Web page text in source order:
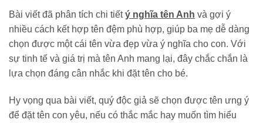
Bài viết đã phân tích chi tiếtý nghĩa tên Anh và gợi ý
nhiều cách kết hợp tên đệm phù hợp, giúp ba mẹ dễ dàng
chọn được một cái tên vừa đẹp vừa ý nghĩa cho con. Với
sự tinh tế và giá trị mà tên Anh mang lại, đây chắc chắn là
lựa chọn đáng cân nhắc khi đặt tên cho bé.
Hy vọng qua bài viết, quý độc giả sẽ chọn được tên ưng ý
để đặt tên con yêu, nếu có thắc mắc hay muốn tìm hiểu